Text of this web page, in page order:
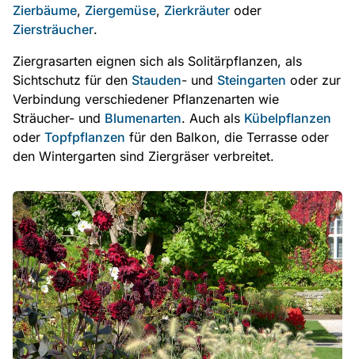
Zierbäume, Ziergemüse, Zierkräuter oder
Ziersträucher.
Ziergrasarten eignen sich als Solitärpflanzen, als
Sichtschutz für den Stauden- und Steingarten oder zur
Verbindung verschiedener Pflanzenarten wie
Sträucher- und Blumenarten. Auch als Kübelpflanzen
oder Topfpflanzen für den Balkon, die Terrasse oder
den Wintergarten sind Ziergräser verbreitet.